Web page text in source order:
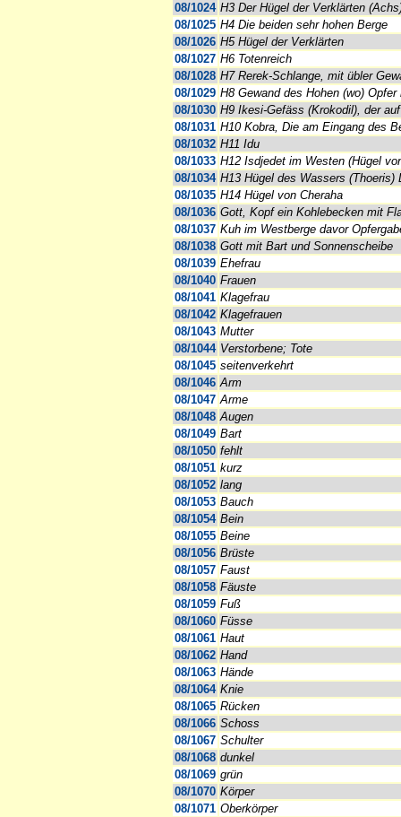
08/1024 H3 Der Hügel der Verklärten
08/1025 H4 Die beiden sehr hohen Berge
08/1026 H5 Hügel der Verklärten
08/1027 H6 Totenreich
08/1028 H7 Rerek-Schlange, mit übler
08/1029 H8 Gewand des Hohen (wo) Opfer
08/1030 H9 Ikesi-Gefäss (Krokodil), der
08/1031 H10 Kobra, Die am Eingang des
08/1032 H11 Idu
08/1033 H12 Isdjedet im Westen (Hügel
08/1034 H13 Hügel des Wassers (Thoeris)
08/1035 H14 Hügel von Cheraha
08/1036 Gott, Kopf ein Kohlebecken mit
08/1037 Kuh im Westberge davor
08/1038 Gott mit Bart und Sonnenscheibe
08/1039 Ehefrau
08/1040 Frauen
08/1041 Klagefrau
08/1042 Klagefrauen
08/1043 Mutter
08/1044 Verstorbene; Tote
08/1045 seitenverkehrt
08/1046 Arm
08/1047 Arme
08/1048 Augen
08/1049 Bart
08/1050 fehlt
08/1051 kurz
08/1052 lang
08/1053 Bauch
08/1054 Bein
08/1055 Beine
08/1056 Brüste
08/1057 Faust
08/1058 Fäuste
08/1059 Fuß
08/1060 Füsse
08/1061 Haut
08/1062 Hand
08/1063 Hände
08/1064 Knie
08/1065 Rücken
08/1066 Schoss
08/1067 Schulter
08/1068 dunkel
08/1069 grün
08/1070 Körper
08/1071 Oberkörper